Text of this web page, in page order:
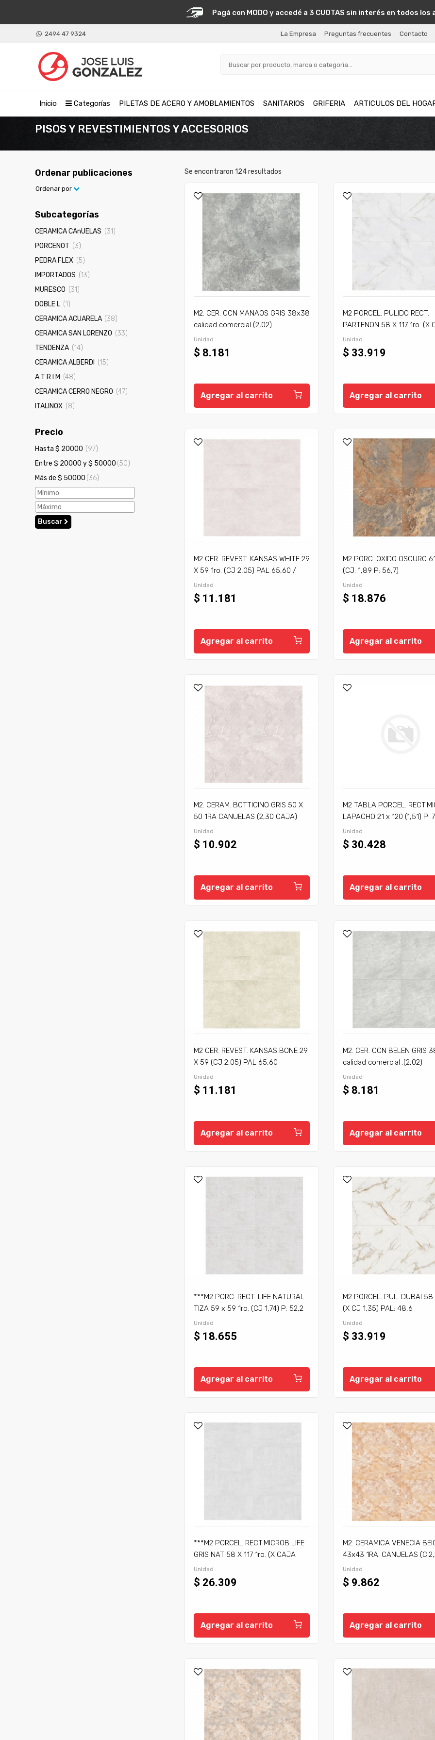
Pagá con MODO y accedé a 3 CUOTAS sin interés en todos
2494 47 9324 La Empresa Preguntas frecuentes Contacto
Inicio Categorías PILETAS DE ACERO Y AMOBLAMIENTOS SANITARIOS GRIFERIA ARTICULOS DEL
PISOS Y REVESTIMIENTOS Y ACCESORIOS
Ordenar publicaciones
Ordenar por
Subcategorías
CERAMICA CAnUELAS (31)
PORCENOT (3)
PEDRA FLEX (5)
IMPORTADOS (13)
MURESCO (31)
DOBLE L (1)
CERAMICA ACUARELA (38)
CERAMICA SAN LORENZO (33)
TENDENZA (14)
CERAMICA ALBERDI
(15)
A T R I M (48)
CERAMICA CERRO NEGRO (47)
ITALINOX (8)
Precio
Hasta $ 20000 (97)
Entre $ 20000 y $ 50000 (50)
Más de $ 50000 (36)
Buscar
Se encontraron 124resultados
M2. CER. CCN MANAOS GRIS 38x38
calidad comercial (2,02)
Unidad
$ 8.181
Agregar al carrito
M2 PORCEL. PULIDO RECT.
PARTENON 58 X 117 1ro. (X
PAL: 48,6
Unidad
$ 33.919
Agregar al carrito
M2 CER. REVEST. KANSAS WHITE 29
X 59 1ro. (CJ 2,05) PAL 65,60 /
98,4 M2
Unidad
$ 11.181
Agregar al carrito
M2 PORC. OXIDO OSCURO
(CJ: 1,89 P: 56,7)
Unidad
$ 18.876
Agregar al carrito
M2. CERAM. BOTTICINO GRIS 50 X
50 1RA CANUELAS (2,30 CAJA)
Unidad
$ 10.902
Agregar al carrito
M2 TABLA PORCEL.
LAPACHO 21 x 120 (1,51) P:
Unidad
$ 30.428
Agregar al carrito
M2 CER. REVEST. KANSAS BONE 29
X 59 (CJ 2,05) PAL 65,60
Unidad
$ 11.181
Agregar al carrito
M2. CER. CCN BELEN GRIS
calidad comercial .(2,02)
Unidad
$ 8.181
Agregar al carrito
***M2 PORC. RECT. LIFE NATURAL
TIZA 59 x 59 1ro. (CJ 1,74) P: 52,2
Unidad
$ 18.655
Agregar al carrito
M2 PORCEL. PUL. DUBAI 58
(X CJ 1,35) PAL: 48,6
Unidad
$ 33.919
Agregar al carrito
***M2 PORCEL. RECT.MICROB LIFE
GRIS NAT 58 X 117 1ro. (X CAJA
1,35 M2) (X PALLET 48,6 M2)
Unidad
$ 26.309
Agregar al carrito
M2. CERAMICA VENECIA
43x43 1RA. CANUELAS
P:105,6)
Unidad
$ 9.862
Agregar al carrito